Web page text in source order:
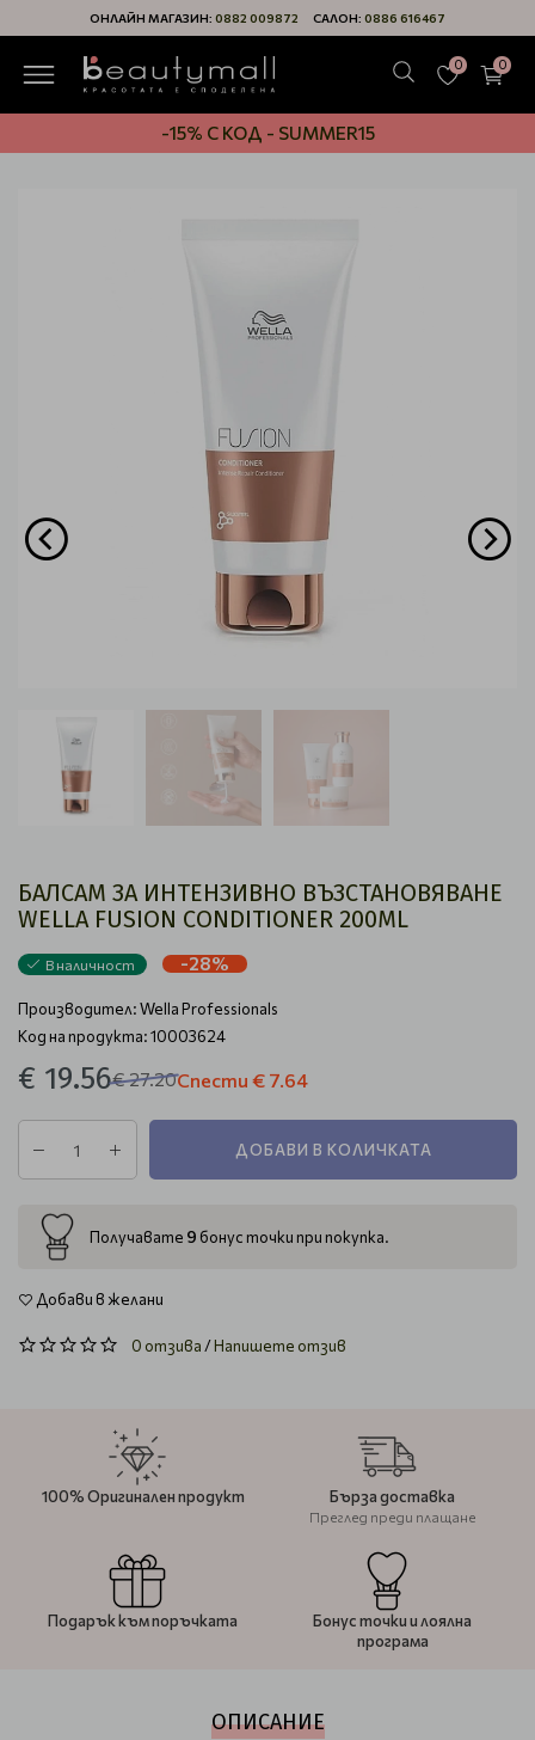
ОНЛАЙН МАГАЗИН: 0882 009872 САЛОН: 0886 616467
0 0
-15% С КОД - SUMMER15
БАЛСАМ ЗА ИНТЕНЗИВНО ВЪЗСТАНОВЯВАНЕ
WELLA FUSION CONDITIONER 200ML
В наличност -28%
Производител:Wella Professionals
Код на продукта: 10003624
€ 19.56€ 27.20Спести € 7.64
ДОБАВИ В КОЛИЧКАТА
Получавате 9 бонус точки при покупка.
Добави в желани
0 отзива/Напишете отзив
100% Оригинален продукт Бърза доставка
Преглед преди плащане
Подарък към поръчката
Бонус точки и лоялна
програма
ОПИСАНИЕ